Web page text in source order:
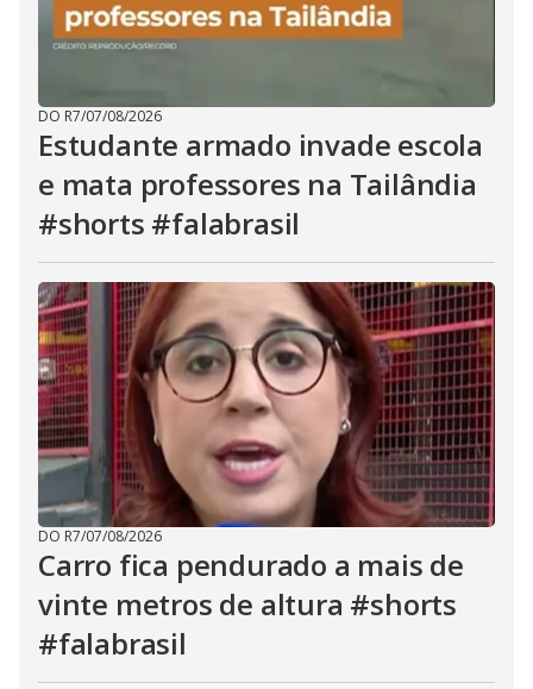
DO R7/07/08/2026
Estudante armado invade escola
e mata professores na Tailândia
#shorts #falabrasil
DO R7/07/08/2026
Carro fica pendurado a mais de
vinte metros de altura #shorts
#falabrasil